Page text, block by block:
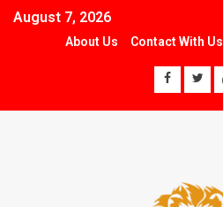
August 7, 2026
About Us Contact With Us